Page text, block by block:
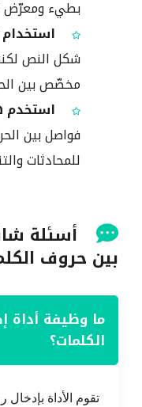
بطيء ومعرّض
شكل النص
مخصّص بين
استخدم
فواصل بين
للمحادثات
أسئلة
بين حروف
ما وظيفة أداة
الكلمات؟
تقوم الأداة